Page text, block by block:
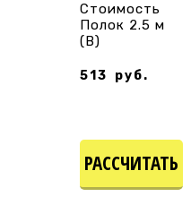
Стоимость
Полок 2.5 м
(В)
513 руб.
РАССЧИТАТЬ